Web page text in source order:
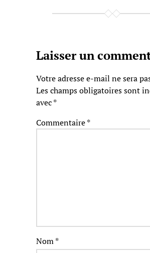
Laisser un
Votre adresse e-mail ne sera
Les champs obligatoires sont
avec*
Commentaire*
Nom*